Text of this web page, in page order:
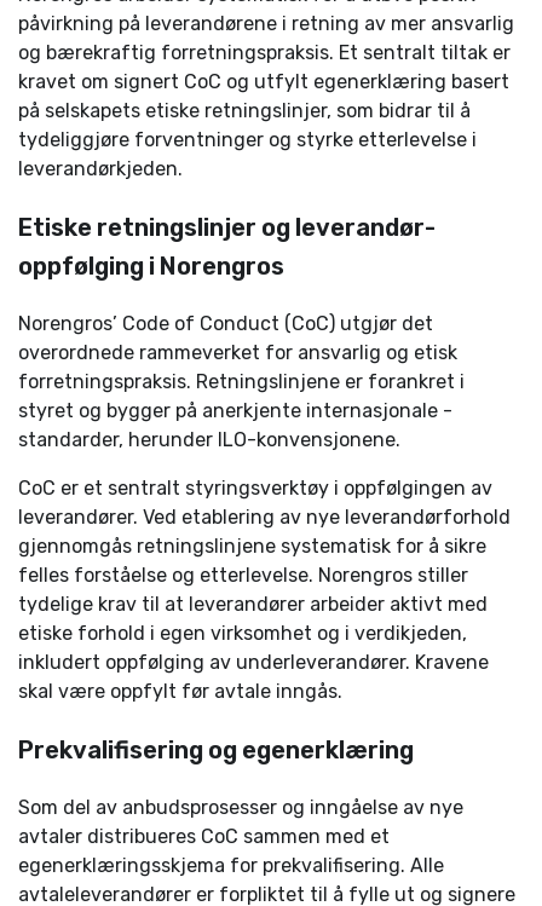
påvirkning på leverandørene i retning av mer ansvarlig
og bærekraftig forretnings­praksis. Et sentralt tiltak er
kravet om signert CoC og utfylt egenerklæring basert
på selskapets etiske retningslinjer, som bidrar til å
tydeliggjøre forventninger og styrke etterlevelse i
leverandørkjeden.
Etiske retningslinjer og leverandør­
oppfølging i Norengros
Norengros’ Code of Conduct (CoC) utgjør det
overordnede ramme­verket for ansvarlig og etisk
forretningspraksis. Retningslinjene er forankret i
styret og bygger på anerkjente internasjonale ­
standarder, herunder ILO-konvensjonene.
CoC er et sentralt styringsverktøy i oppfølgingen av
leverandører. Ved etablering av nye leverandørforhold
gjennomgås retnings­linjene systematisk for å sikre
felles forståelse og etterlevelse. Norengros stiller
tydelige krav til at leverandører arbeider aktivt med
etiske forhold i egen virksomhet og i verdikjeden,
inkludert oppfølging av underleverandører. Kravene
skal være oppfylt før avtale inngås.
Prekvalifisering og egenerklæring
Som del av anbudsprosesser og inngåelse av nye
avtaler distribueres CoC sammen med et
egenerklæringsskjema for ­prekvalifisering. Alle
avtaleleverandører er forpliktet til å fylle ut og signere